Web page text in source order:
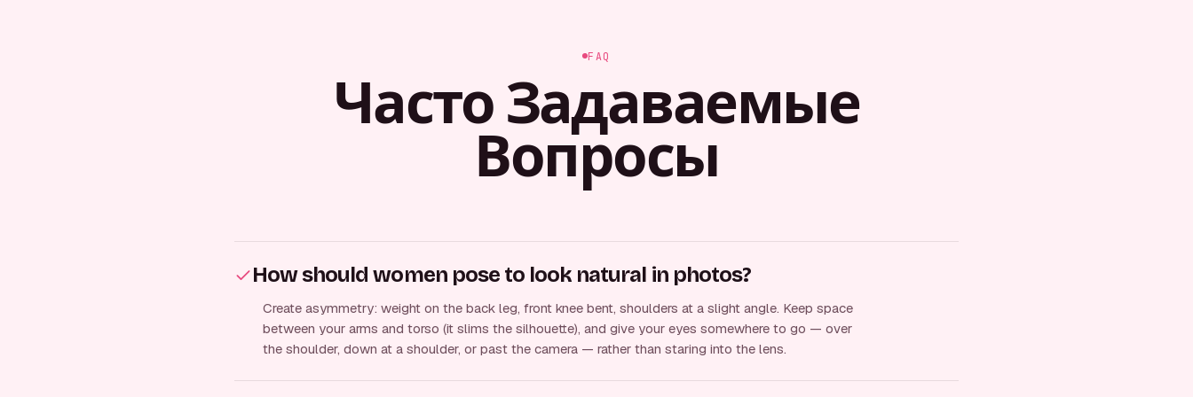
FAQ
Часто Задаваемые
Вопросы
How should women pose to look natural in photos?
Create asymmetry: weight on the back leg, front knee bent, shoulders at a slight angle. Keep space
between your arms and torso (it slims the silhouette), and give your eyes somewhere to go — over
the shoulder, down at a shoulder, or past the camera — rather than staring into the lens.